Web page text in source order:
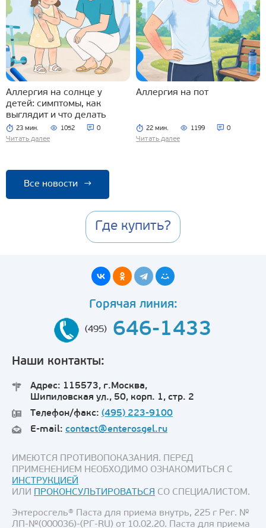
Аллергия на солнце у
детей: симптомы, как
выглядит и что делать
23 мин. 1052 0
Читать далее
Аллергия на пот
22 мин. 1199 0
Читать далее
Все новости →
Где купить?
Горячая линия:
(495) 646-1433
Наши контакты:
Адрес: 115573, г.Москва,
Шипиловская ул., 50, корп. 1, стр. 2
Телефон/факс: (495) 223-9100
E-mail: contact@enterosgel.ru
ИМЕЮТСЯ ПРОТИВОПОКАЗАНИЯ. ПЕРЕД
ПРИМЕНЕНИЕМ НЕОБХОДИМО ОЗНАКОМИТЬСЯ С
ИНСТРУКЦИЕЙ
ИЛИ ПРОКОНСУЛЬТИРОВАТЬСЯ СО СПЕЦИАЛИСТОМ.
Энтеросгель® Паста для приема внутрь, 225 г Рег. №
ЛП-№(000036)-(РГ-RU) от 10.02.20. Паста для приема